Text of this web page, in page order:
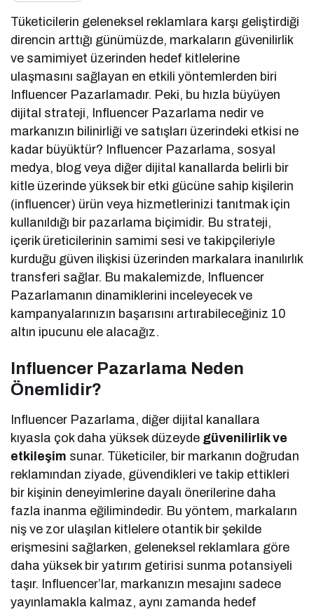
Tüketicilerin geleneksel reklamlara karşı geliştirdiği
direncin arttığı günümüzde, markaların güvenilirlik
ve samimiyet üzerinden hedef kitlelerine
ulaşmasını sağlayan en etkili yöntemlerden biri
Influencer Pazarlamadır. Peki, bu hızla büyüyen
dijital strateji, Influencer Pazarlama nedir ve
markanızın bilinirliği ve satışları üzerindeki etkisi ne
kadar büyüktür? Influencer Pazarlama, sosyal
medya, blog veya diğer dijital kanallarda belirli bir
kitle üzerinde yüksek bir etki gücüne sahip kişilerin
(influencer) ürün veya hizmetlerinizi tanıtmak için
kullanıldığı bir pazarlama biçimidir. Bu strateji,
içerik üreticilerinin samimi sesi ve takipçileriyle
kurduğu güven ilişkisi üzerinden markalara inanılırlık
transferi sağlar. Bu makalemizde, Influencer
Pazarlamanın dinamiklerini inceleyecek ve
kampanyalarınızın başarısını artırabileceğiniz 10
altın ipucunu ele alacağız.
Influencer Pazarlama Neden
Önemlidir?
Influencer Pazarlama, diğer dijital kanallara
kıyasla çok daha yüksek düzeyde güvenilirlik ve
etkileşim sunar. Tüketiciler, bir markanın doğrudan
reklamından ziyade, güvendikleri ve takip ettikleri
bir kişinin deneyimlerine dayalı önerilerine daha
fazla inanma eğilimindedir. Bu yöntem, markaların
niş ve zor ulaşılan kitlelere otantik bir şekilde
erişmesini sağlarken, geleneksel reklamlara göre
daha yüksek bir yatırım getirisi sunma potansiyeli
taşır. Influencer’lar, markanızın mesajını sadece
yayınlamakla kalmaz, aynı zamanda hedef